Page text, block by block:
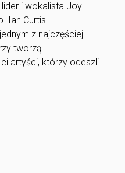
lider i wokalista Joy
Ian Curtis
z najczęściej
tworzą
artyści, którzy odeszli